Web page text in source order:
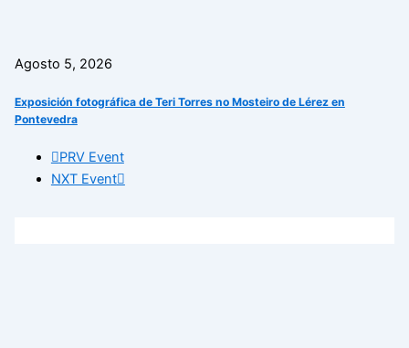
Agosto 5, 2026
Exposición fotográfica de Teri Torres no Mosteiro de Lérez en
Pontevedra
PRV Event
NXT Event